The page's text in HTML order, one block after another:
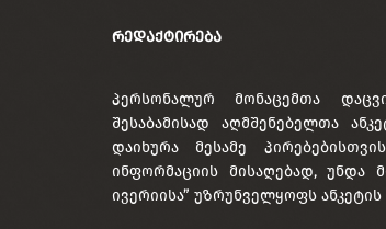
ᲠᲔᲓᲐᲥᲢᲘᲠᲔᲑᲐ
პერსონალურ მონაცემთა
შესაბამისად აღმშენებელთა
დაიხურა მესამე
ინფორმაციის მისაღებად, უნდა
ივერიისა” უზრუნველყოფს ანკეტის